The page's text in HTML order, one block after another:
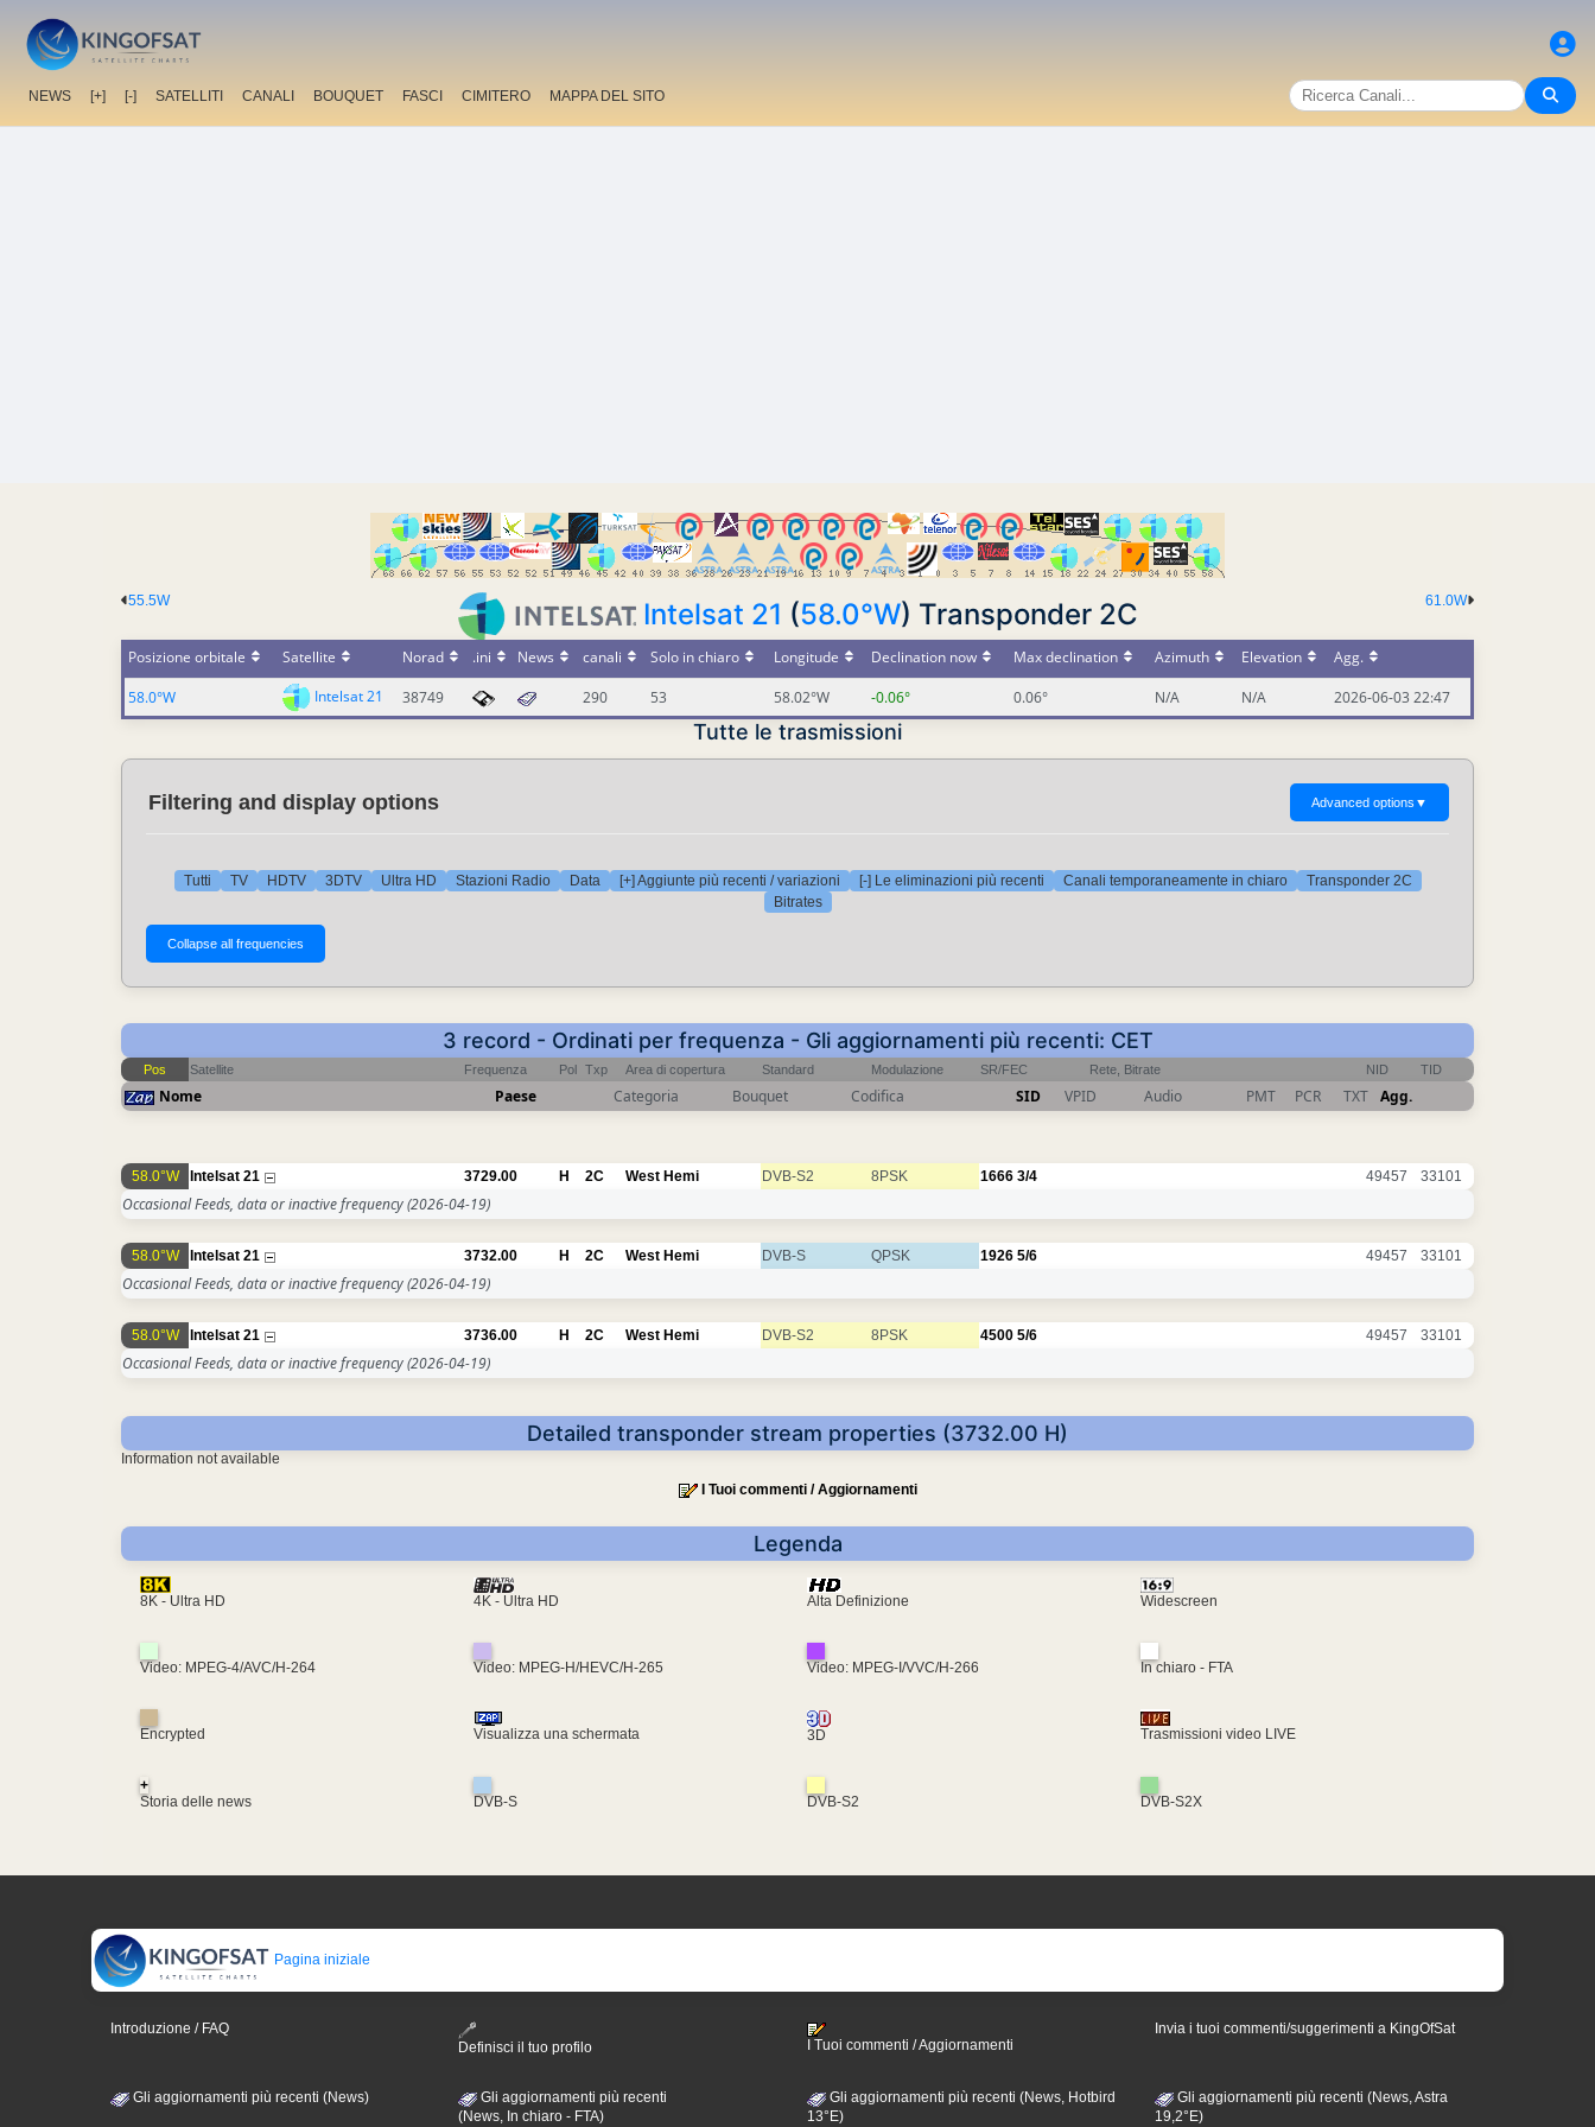
NEWS [+] [-] SATELLITI CANALI BOUQUET FASCI CIMITERO MAPPA DEL SITO
61.0W
55.5W Intelsat 21 (58.0°W) Transponder 2C
Posizione orbitale Satellite Norad .ini News canali Solo in chiaro Longitude Declination now Max declination Azimuth Elevation
Agg.
58.0°W
Intelsat 21 38749 290 53 58.02°W -0.06° 0.06° N/A N/A 2026-06-03 22:47
Tutte le trasmissioni
Filtering and display options Advanced options ▼
Tutti TV HDTV 3DTV Ultra HD Stazioni Radio Data [+] Aggiunte più recenti / variazioni [-] Le eliminazioni più recenti Canali temporaneamente in chiaro
Transponder 2C
Bitrates
3 record - Ordinati per frequenza - Gli aggiornamenti più recenti: CET
Pos Satellite Frequenza Pol Txp Area di copertura Standard Modulazione SR/FEC Rete, Bitrate NID TID
Nome Paese Categoria Bouquet Codifica SID VPID Audio PMT PCR TXT Agg.
58.0°W Intelsat 21 3729.00 H 2C West Hemi DVB-S2 8PSK 1666 3/4 49457 33101
Occasional Feeds, data or inactive frequency(2026-04-19)
58.0°W Intelsat 21 3732.00 H 2C West Hemi DVB-S QPSK 1926 5/6 49457 33101
Occasional Feeds, data or inactive frequency(2026-04-19)
58.0°W Intelsat 21 3736.00 H 2C West Hemi DVB-S2 8PSK 4500 5/6 49457 33101
Occasional Feeds, data or inactive frequency(2026-04-19)
Detailed transponder stream properties (3732.00 H)
Information not available
I Tuoi commenti / Aggiornamenti
Legenda
8K - Ultra HD 4K - Ultra HD Alta Definizione Widescreen
Video: MPEG-4/AVC/H-264 Video: MPEG-H/HEVC/H-265 Video: MPEG-I/VVC/H-266 In chiaro - FTA
Encrypted Visualizza una schermata 3D Trasmissioni video LIVE
+
Storia delle news
DVB-S DVB-S2 DVB-S2X
Pagina iniziale
Introduzione / FAQ
Definisci il tuo profilo
I Tuoi commenti / Aggiornamenti
Invia i tuoi commenti/suggerimenti a KingOfSat
Gli aggiornamenti più recenti (News)
Gli aggiornamenti più recenti
(News, In chiaro - FTA)
Gli aggiornamenti più recenti (News, Hotbird
13°E)
Gli aggiornamenti più recenti (News, Astra
19,2°E)